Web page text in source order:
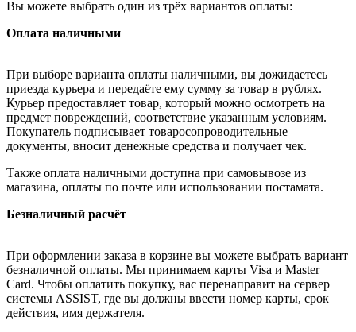
Вы можете выбрать один из трёх вариантов оплаты:
Оплата наличными
При выборе варианта оплаты наличными, вы дожидаетесь
приезда курьера и передаёте ему сумму за товар в рублях.
Курьер предоставляет товар, который можно осмотреть на
предмет повреждений, соответствие указанным условиям.
Покупатель подписывает товаросопроводительные
документы, вносит денежные средства и получает чек.
Также оплата наличными доступна при самовывозе из
магазина, оплаты по почте или использовании постамата.
Безналичный расчёт
При оформлении заказа в корзине вы можете выбрать вариант
безналичной оплаты. Мы принимаем карты Visa и Master
Card. Чтобы оплатить покупку, вас перенаправит на сервер
системы ASSIST, где вы должны ввести номер карты, срок
действия, имя держателя.